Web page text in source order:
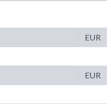
EUR
EUR